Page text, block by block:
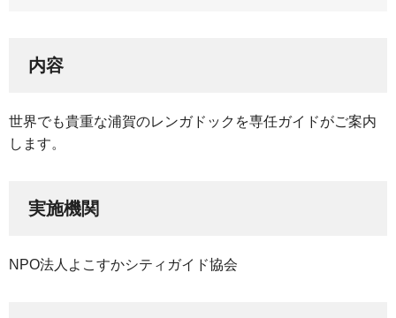
内容
世界でも貴重な浦賀のレンガドックを専任ガイドがご案内
します。
実施機関
NPO法人よこすかシティガイド協会